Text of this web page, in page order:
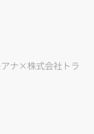
アナ×株式会社トラ